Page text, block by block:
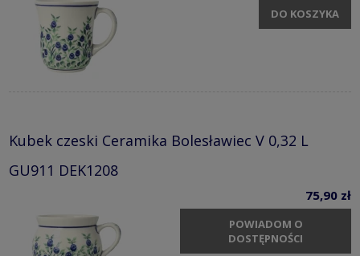
DO KOSZYKA
Kubek czeski Ceramika Bolesławiec V 0,32 L
GU911 DEK1208
75,90 zł
POWIADOM O
DOSTĘPNOŚCI